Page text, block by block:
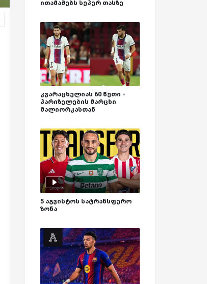
ითამაშებს სუპერ თასზე
კვარაცხელიას 60 წუთი -
პარიზელების მარცხი
მალიორკასთან
5 აგვისტოს სატრანსფერო
ზონა